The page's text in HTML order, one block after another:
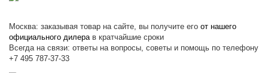
Москва: заказывая товар на сайте, вы получите егоот нашего
официального дилерав кратчайшие сроки
Всегда на связи: ответы на вопросы, советы и помощь по телефону
+7 495 787-37-33